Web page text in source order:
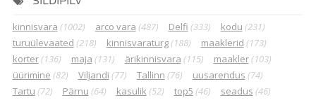
kinnisvara (1002) arco vara (487) Delfi (333) kodu (231)
turuülevaated (218) kinnisvaraturg(188) maaklerid (173)
korter(136) maja (131) ärikinnisvara (115) maakler(103)
üürimine (82) Viljandi (77) Tallinn (76) uusarendus (74)
Tartu (72) Pärnu (64) kasulik (52) top5 (46) seadus (46)